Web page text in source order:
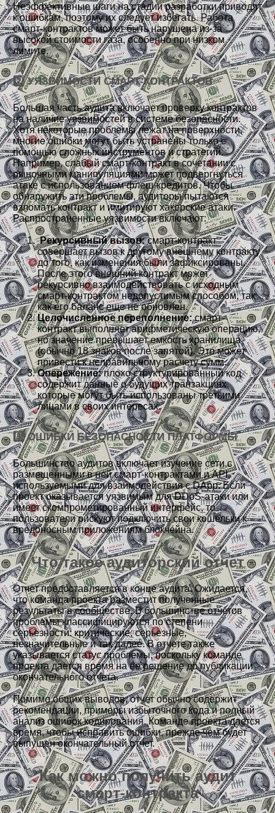
Неэффективные шаги на стадии разработки приводят
к ошибкам, поэтому их следует избегать. Работа
смарт-контрактов может быть нарушена из-за
высокой стоимости газа, особенно при низком
лимите.
2️⃣ УЯЗВИМОСТИ СМАРТ-КОНТРАКТОВ
Большая часть аудита включает проверку контрактов
на наличие уязвимостей в системе безопасности.
Хотя некоторые проблемы лежат на поверхности,
многие ошибки могут быть устранены только с
помощью сложных инструментов и стратегий.
Например, слабый смарт-контракт в сочетании с
рыночными манипуляциями может подвергнуться
атаке с использованием флеш-кредитов. Чтобы
обнаружить эти проблемы, аудиторы пытаются
взломать контракт и имитируют хакерские атаки.
Распространенные уязвимости включают:
Рекурсивный вызов:смарт-контракт
совершает вызов к другому внешнему контракту
до того, как изменения были зафиксированы.
После этого внешний контракт может
рекурсивно взаимодействовать с исходным
смарт-контрактом недопустимым способом, так
как его баланс еще не обновлен.
Целочисленное переполнение:смарт-
контракт выполняет арифметическую операцию,
но значение превышает емкость хранилища
(обычно 18 знаков после запятой). Это может
привести к неправильному расчету сумм.
Опережение:плохо структурированный код
содержит данные о будущих транзакциях,
которые могут быть использованы третьими
лицами в своих интересах.
3️⃣ ОШИБКИ БЕЗОПАСНОСТИ ПЛАТФОРМЫ
Большинство аудитов включает изучение сети с
размещенными в ней смарт-контрактами и API,
используемыми для взаимодействия с DApp. Если
проект оказывается уязвимым для DDoS-атаки или
имеет скомпрометированный интерфейс, то
пользователи рискуют подключить свои кошельки к
вредоносным приложениям блокчейна.
Что такое аудиторский отчет
Отчет предоставляется в конце аудита. Ожидается,
что команда проекта разместит полученные
результаты в сообществе. В большинстве отчетов
проблемы классифицируются по степени
серьезности: критические, серьезные,
незначительные и так далее. В отчете также
указывается статус проблемы, поскольку команде
проекта дается время на ее решение до публикации
окончательного отчета.
Помимо общих выводов, отчет обычно содержит
рекомендации, примеры избыточного кода и полный
анализ ошибок кодирования. Команде проекта дается
время, чтобы исправить ошибки, прежде чем будет
выпущен окончательный отчет.
Как можно получить аудит
смарт-контракта